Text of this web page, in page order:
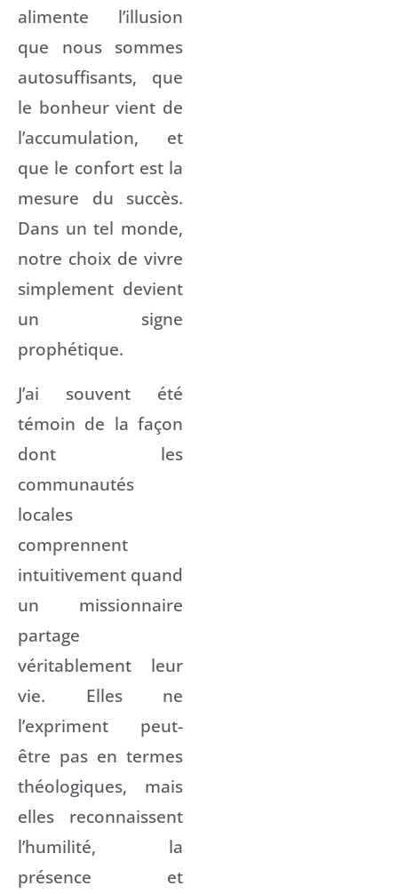
alimente l’illusion
que nous sommes
autosuffisants, que
le bonheur vient de
l’accumulation, et
que le confort est la
mesure du succès.
Dans un tel monde,
notre choix de vivre
simplement devient
un signe
prophétique.
J’ai souvent été
témoin de la façon
dont les
communautés
locales
comprennent
intuitivement quand
un missionnaire
partage
véritablement leur
vie. Elles ne
l’expriment peut-
être pas en termes
théologiques, mais
elles reconnaissent
l’humilité, la
présence et